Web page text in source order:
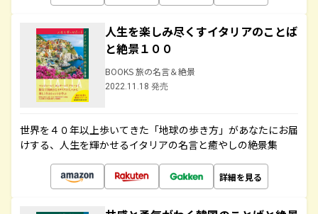
人生を楽しみ尽くすイタリアのことば
と絶景１００
BOOKS 旅の名言＆絶景
2022.11.18 発売
世界を４０年以上歩いてきた「地球の歩き方」があなたにお届
けする、人生を輝かせるイタリアの名言と癒やしの絶景集
詳細を見る